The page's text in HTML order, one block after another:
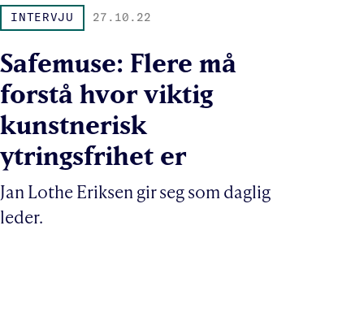
INTERVJU 27.10.22
Safemuse: Flere må
forstå hvor viktig
kunstnerisk
ytringsfrihet er
Jan Lothe Eriksen gir seg som daglig
leder.